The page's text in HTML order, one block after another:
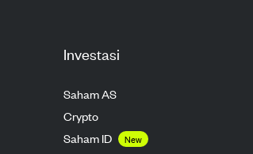
Investasi
Saham AS
Crypto
Saham ID
New